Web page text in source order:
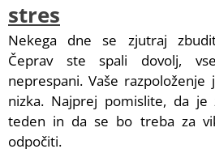
stres
Nekega dne se zjutraj
Čeprav ste spali dovolj,
neprespani. Vaše razpoloženje
nizka. Najprej pomislite, da je
teden in da se bo treba za
odpočiti.